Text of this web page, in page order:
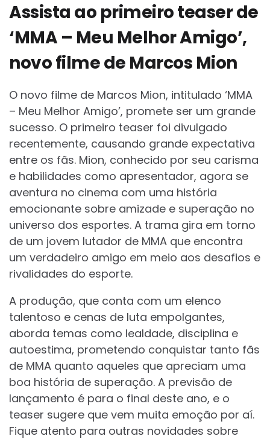
Assista ao primeiro teaser de
‘MMA – Meu Melhor Amigo’,
novo filme de Marcos Mion
O novo filme de Marcos Mion, intitulado ‘MMA
– Meu Melhor Amigo’, promete ser um grande
sucesso. O primeiro teaser foi divulgado
recentemente, causando grande expectativa
entre os fãs. Mion, conhecido por seu carisma
e habilidades como apresentador, agora se
aventura no cinema com uma história
emocionante sobre amizade e superação no
universo dos esportes. A trama gira em torno
de um jovem lutador de MMA que encontra
um verdadeiro amigo em meio aos desafios e
rivalidades do esporte.
A produção, que conta com um elenco
talentoso e cenas de luta empolgantes,
aborda temas como lealdade, disciplina e
autoestima, prometendo conquistar tanto fãs
de MMA quanto aqueles que apreciam uma
boa história de superação. A previsão de
lançamento é para o final deste ano, e o
teaser sugere que vem muita emoção por aí.
Fique atento para outras novidades sobre